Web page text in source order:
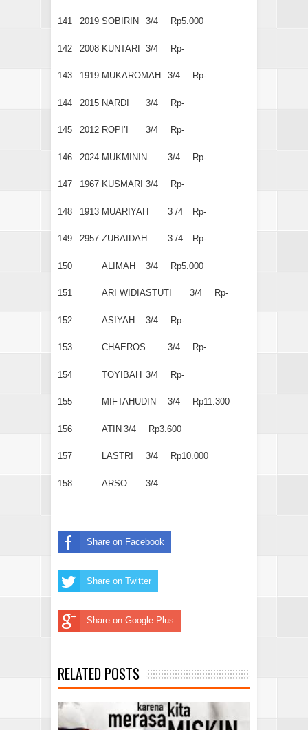
141 2019 SOBIRIN 3/4 Rp5.000
142 2008 KUNTARI 3/4 Rp-
143 1919 MUKAROMAH 3/4 Rp-
144 2015 NARDI 3/4 Rp-
145 2012 ROPI’I 3/4 Rp-
146 2024 MUKMININ 3/4 Rp-
147 1967 KUSMARI 3/4 Rp-
148 1913 MUARIYAH 3 /4 Rp-
149 2957 ZUBAIDAH 3 /4 Rp-
150 ALIMAH 3/4 Rp5.000
151 ARI WIDIASTUTI 3/4 Rp-
152 ASIYAH 3/4 Rp-
153 CHAEROS 3/4 Rp-
154 TOYIBAH 3/4 Rp-
155 MIFTAHUDIN 3/4 Rp11.300
156 ATIN 3/4 Rp3.600
157 LASTRI 3/4 Rp10.000
158 ARSO 3/4
Share on Facebook
Share on Twitter
Share on Google Plus
RELATED POSTS